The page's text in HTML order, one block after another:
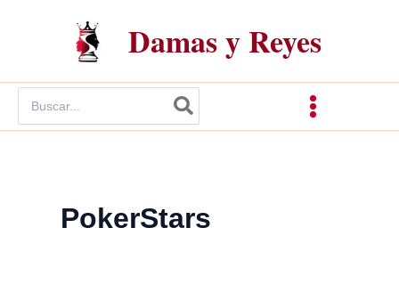
Damas y Reyes
por:
PokerStars